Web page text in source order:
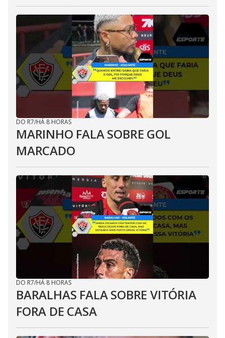
DO R7/HÁ 8 HORAS
MARINHO FALA SOBRE GOL
MARCADO
DO R7/HÁ 8 HORAS
BARALHAS FALA SOBRE VITÓRIA
FORA DE CASA